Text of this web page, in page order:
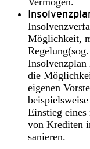
Möglichkeit,
Insolvenzplan
die
eigenen
Einstieg
von Krediten
sanieren.